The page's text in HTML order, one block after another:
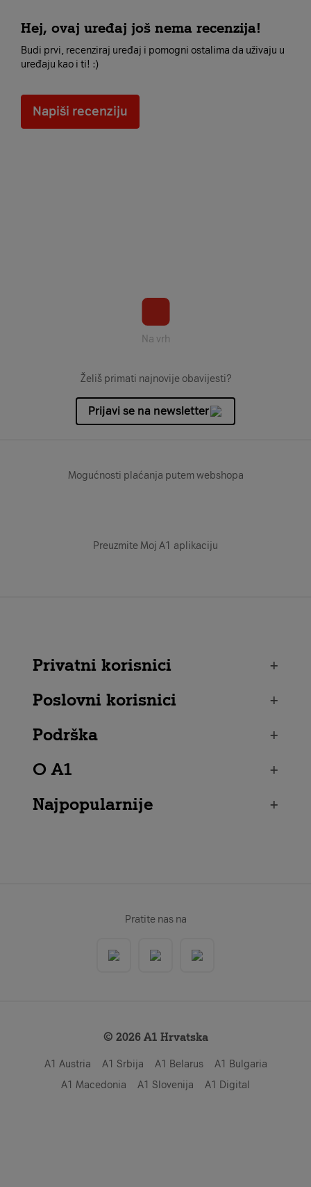
Hej, ovaj uređaj još nema recenzija!
Budi prvi, recenziraj uređaj i pomogni ostalima da uživaju u
uređaju kao i ti! :)
Napiši recenziju
Na vrh
Želiš primati najnovije obavijesti?
Prijavi se na newsletter
Mogućnosti plaćanja putem webshopa
Preuzmite Moj A1 aplikaciju
Privatni korisnici
+
Poslovni korisnici
+
Podrška
+
O A1
+
Najpopularnije
+
Pratite nas na
© 2026 A1 Hrvatska
A1 Austria A1 Srbija A1 Belarus
A1 Bulgaria
A1 Macedonia
A1 Slovenija A1 Digital